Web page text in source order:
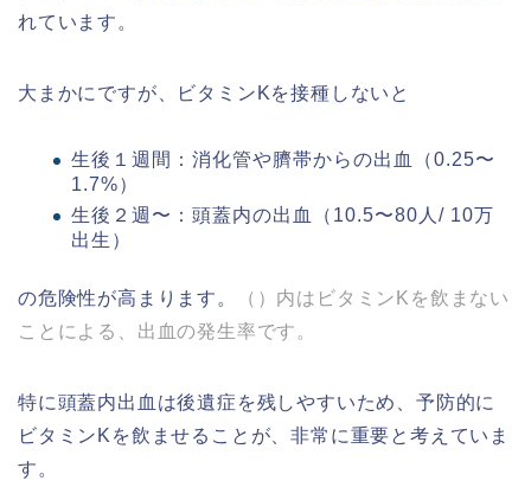
れています。
大まかにですが、ビタミンKを接種しないと
生後１週間：消化管や臍帯からの出血（0.25〜
1.7%）
生後２週〜：頭蓋内の出血（10.5〜80人/ 10万
出生）
の危険性が高まります。
（）内はビタミンKを飲まない
ことによる、出血の発生率です。
特に頭蓋内出血は後遺症を残しやすいため、予防的に
ビタミンKを飲ませることが、非常に重要と考えていま
す。